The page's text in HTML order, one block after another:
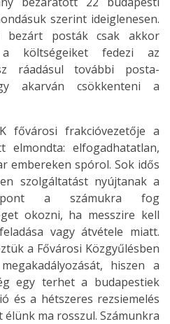
szerint ideiglenesen.
posták csak akkor
költségeiket fedezi az
ráadásul további posta-
akarván csökkenteni a
fővárosi frakcióvezetője a
elmondta: elfogadhatatlan,
embereken spórol. Sok idős
szolgáltatást nyújtanak a
pont a számukra fog
okozni, ha messzire kell
vagy átvétele miatt.
a Fővárosi Közgyűlésben
hiszen a
egy terhet a budapestiek
és a hétszeres rezsiemelés
ma rosszul. Számunkra